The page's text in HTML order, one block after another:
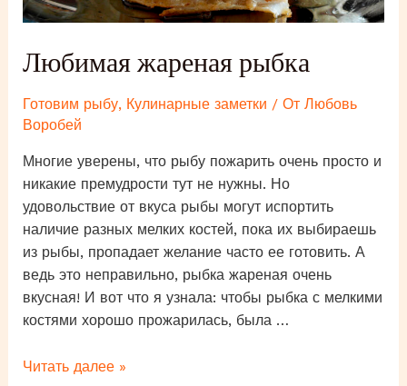
Любимая жареная рыбка
Готовим рыбу, Кулинарные заметки / От Любовь
Воробей
Многие уверены, что рыбу пожарить очень просто и
никакие премудрости тут не нужны. Но
удовольствие от вкуса рыбы могут испортить
наличие разных мелких костей, пока их выбираешь
из рыбы, пропадает желание часто ее готовить. А
ведь это неправильно, рыбка жареная очень
вкусная! И вот что я узнала: чтобы рыбка с мелкими
костями хорошо прожарилась, была …
Любимая
Читать далее »